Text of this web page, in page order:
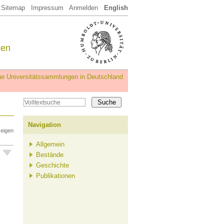
Sitemap Impressum Anmelden English
Universitätssammlungen in Deutschland
Navigation
Allgemein
Bestände
Geschichte
Publikationen